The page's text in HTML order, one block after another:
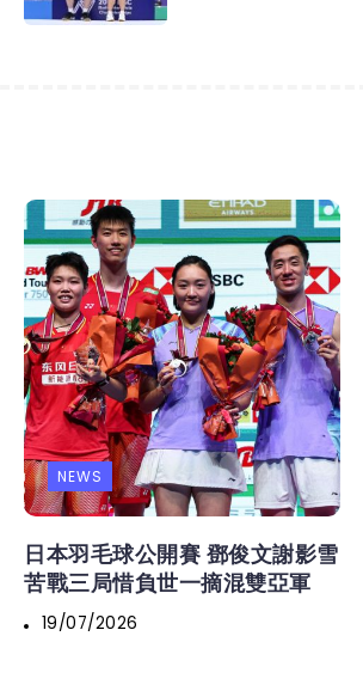
NEWS
日本羽毛球公開賽 鄧俊文謝影雪
苦戰三局惜負世一摘混雙亞軍
19/07/2026